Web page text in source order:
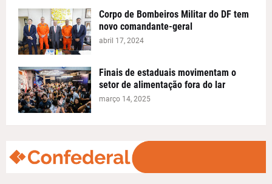
Corpo de Bombeiros Militar do DF tem
novo comandante-geral
abril 17, 2024
Finais de estaduais movimentam o
setor de alimentação fora do lar
março 14, 2025